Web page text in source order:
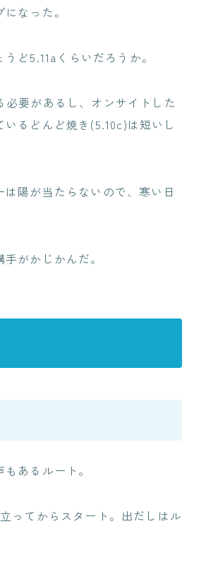
なった。
ど5.11aくらいだろうか。
要があるし、オンサイトした
るどんど焼き(5.10c)は短いし
陽が当たらないので、寒い日
がかじかんだ。
もあるルート。
ってからスタート。出だしはル